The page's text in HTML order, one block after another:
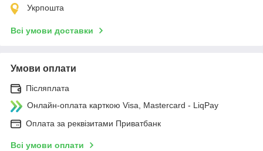
Укрпошта
Всі умови доставки
Умови оплати
Післяплата
Онлайн-оплата карткою Visa, Mastercard - LiqPay
Оплата за реквізитами Приватбанк
Всі умови оплати